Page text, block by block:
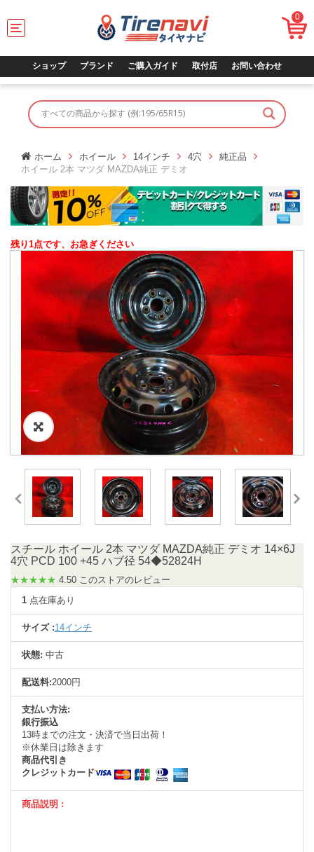
T
o
l
i
o
n
0
ショップ ブランド ご購入ガイド 取付店 お問い合わせ
ホーム ホイール 14インチ 4穴
純正品
ホイール 2本 マツダ MAZDA純正 デミオ
残り1点です、お急ぎください
スチール ホイール 2本 マツダ MAZDA純正 デミオ 14×6J
4穴 PCD 100 +45 ハブ径 54◆52824H
★★★★★ 4.50 このストアのレビュー
1 点在庫あり
サイズ :14インチ
状態: 中古
配送料:2000円
支払い方法:
銀行振込
13時までの注文・決済で当日出荷！
※休業日は除きます
商品代引き
クレジットカード
商品説明 :